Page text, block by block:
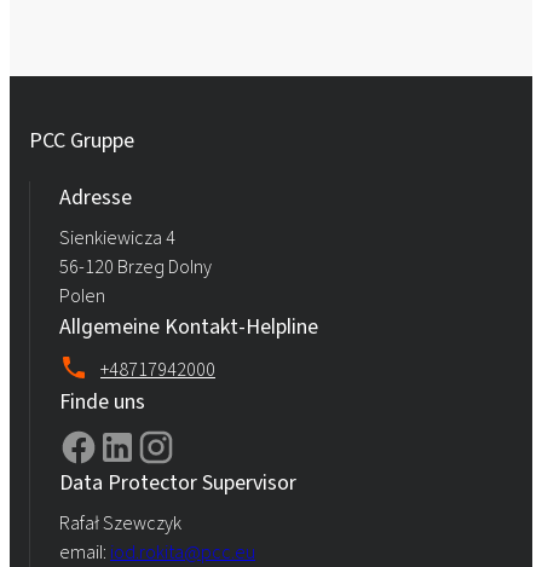
PCC Gruppe
Adresse
Sienkiewicza 4
56-120 Brzeg Dolny
Polen
Allgemeine Kontakt-Helpline
+48717942000
Finde uns
Data Protector Supervisor
Rafał Szewczyk
email: iod.rokita@pcc.eu